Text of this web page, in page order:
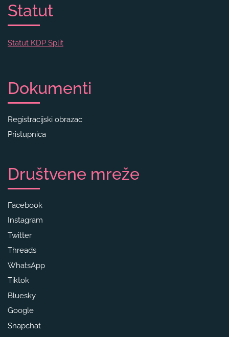
Statut
Statut KDP Split
Dokumenti
Registracijski obrazac
Pristupnica
Društvene mreže
Facebook
Instagram
Twitter
Threads
WhatsApp
Tiktok
Bluesky
Google
Snapchat